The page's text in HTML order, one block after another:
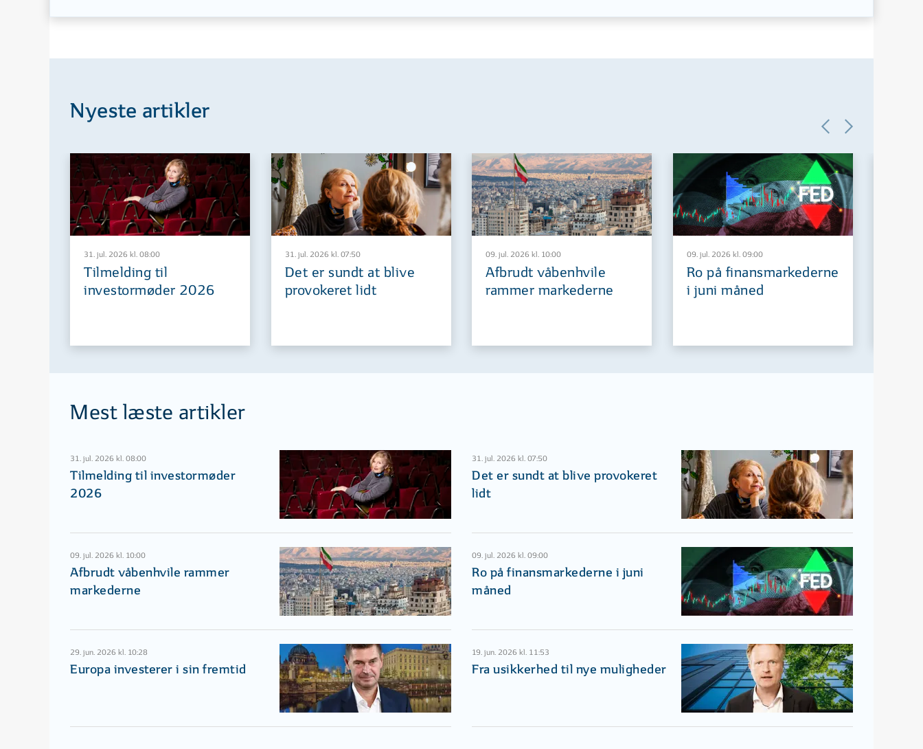
Nyeste artikler
31. jul. 2026 kl. 08:00
Tilmelding til
investormøder 2026
31. jul. 2026 kl. 07:50
Det er sundt at blive
provokeret lidt
09. jul. 2026 kl. 10:00
Afbrudt våbenhvile
rammer markederne
09. jul. 2026 kl. 09:00
Ro på finansmarkederne
i juni måned
Mest læste artikler
31. jul. 2026 kl. 08:00
Tilmelding til investormøder
2026
31. jul. 2026 kl. 07:50
Det er sundt at blive provokeret
lidt
09. jul. 2026 kl. 10:00
Afbrudt våbenhvile rammer
markederne
09. jul. 2026 kl. 09:00
Ro på finansmarkederne i juni
måned
29. jun. 2026 kl. 10:28
Europa investerer i sin fremtid
19. jun. 2026 kl. 11:53
Fra usikkerhed til nye muligheder